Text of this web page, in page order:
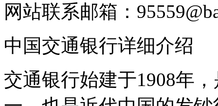
网站联系邮箱：
中国交通银行详细介绍
交通银行始建于1908年